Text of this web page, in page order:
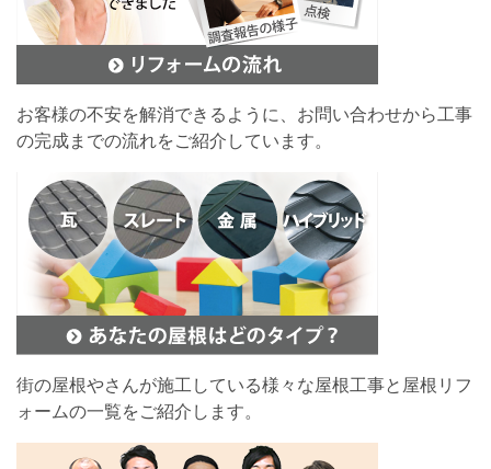
お客様の不安を解消できるように、お問い合わせから工事
の完成までの流れをご紹介しています。
街の屋根やさんが施工している様々な屋根工事と屋根リフ
ォームの一覧をご紹介します。